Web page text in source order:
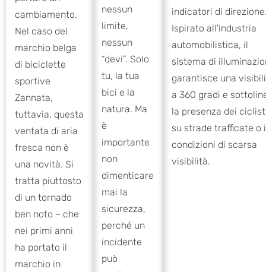
cambiamento.
Nel caso del
marchio belga
di biciclette
sportive
Zannata,
tuttavia, questa
ventata di aria
fresca non è
una novità. Si
tratta piuttosto
di un tornado
ben noto – che
nei primi anni
ha portato il
marchio in
nessun
limite,
nessun
“devi”. Solo
tu, la tua
bici e la
natura. Ma
è
importante
non
dimenticare
mai la
sicurezza,
perché un
incidente
può
indicatori di
Ispirato all'industria
automobilistica, il
sistema di
garantisce una
a 360 gradi e
la presenza dei
su strade trafficate o
condizioni di scarsa
visibilità.